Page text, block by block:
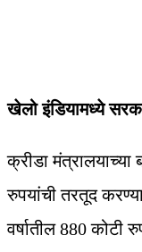
खेलो इंडियामध्ये
क्रीडा
रुपयांची तरतूद
वर्षातील 880 कोटी